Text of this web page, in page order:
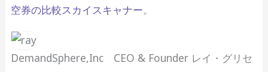
空券の比較スカイスキャナー。
DemandSphere,Inc CEO & Founder レイ・グリセ